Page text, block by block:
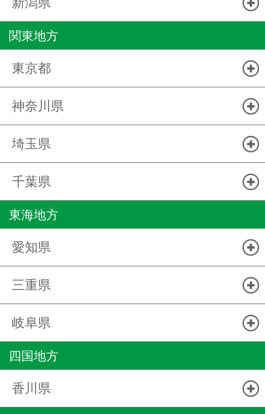
関東地方
東京都
神奈川県
埼玉県
千葉県
東海地方
愛知県
三重県
岐阜県
四国地方
香川県